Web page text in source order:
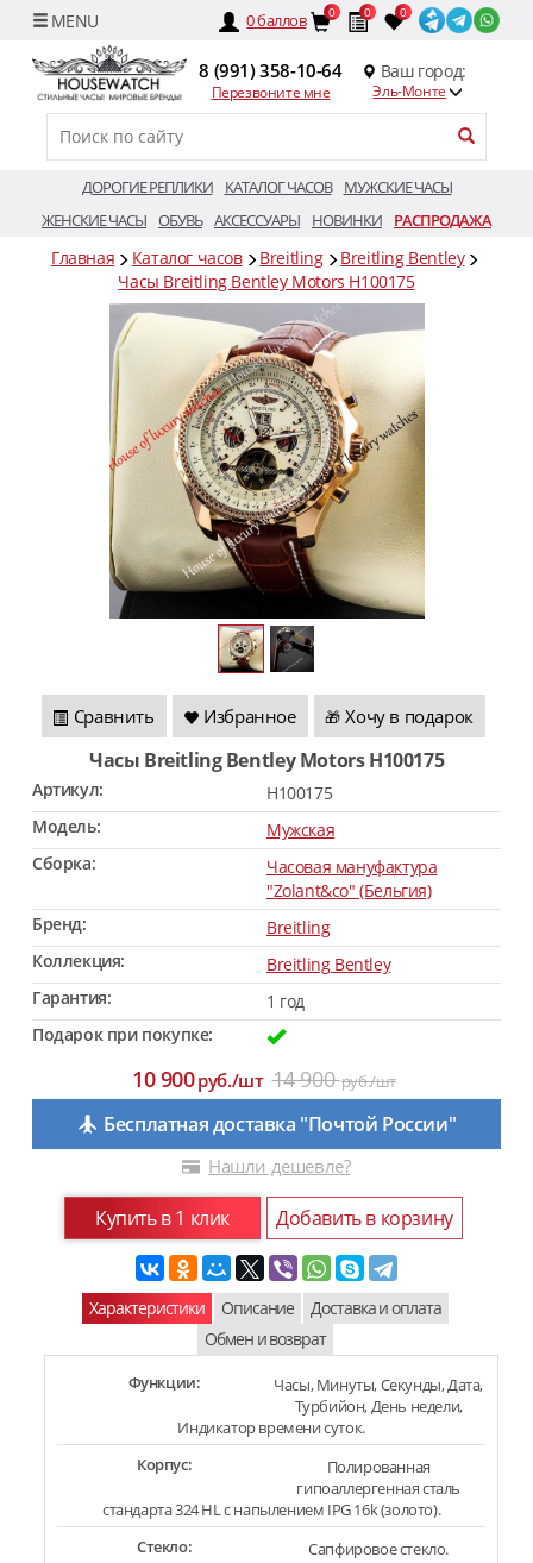
0баллов 0 0 0
8 (991) 358-10-64
Перезвоните мне
Ваш город:
Эль-Монте
ДОРОГИЕ РЕПЛИКИ КАТАЛОГ ЧАСОВ
МУЖСКИЕ ЧАСЫ
ЖЕНСКИЕ ЧАСЫ ОБУВЬ АКСЕССУАРЫ НОВИНКИ РАСПРОДАЖА
Главная Каталог часов Breitling
Breitling Bentley
Часы Breitling Bentley Motors H100175
Сравнить Избранное 🎁 Хочу в подарок
Часы Breitling Bentley Motors H100175
Артикул:
H100175
Модель:
Мужская
Сборка:
Часовая мануфактура
"Zolant&co" (Бельгия)
Бренд:
Breitling
Коллекция:
Breitling Bentley
Гарантия:
1 год
Подарок при покупке:
10 900руб./шт 14 900руб./шт
Бесплатная доставка "Почтой России"
Нашли дешевле?
Купить в 1 клик Добавить в корзину
Характеристики Описание
Доставка и оплата
Обмен и возврат
Функции:
Часы, Минуты, Секунды, Дата,
Турбийон, День недели,
Индикатор времени суток.
Корпус:
Полированная
гипоаллергенная сталь
стандарта 324 HL с напылением IPG 16k (золото).
Стекло:
Сапфировое стекло.